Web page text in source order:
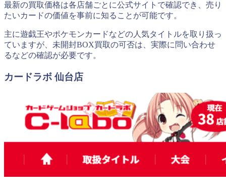
最新の買取価格は各店舗ごとに公式サイトで確認でき、売り
たいカードの価値を事前に知ることが可能です。
主に遊戯王やポケモンカードなどの人気タイトルを取り扱っ
ていますが、未開封BOX買取の可否は、実際に問い合わせ
るなどの確認が必要です。
カードラボ 仙台店